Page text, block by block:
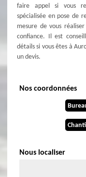
faire appel si vous
spécialisée en pose de
mesure de vous
confiance. Il est
détails si vous êtes à
un devis.
Nos coordonnées
Nous localiser